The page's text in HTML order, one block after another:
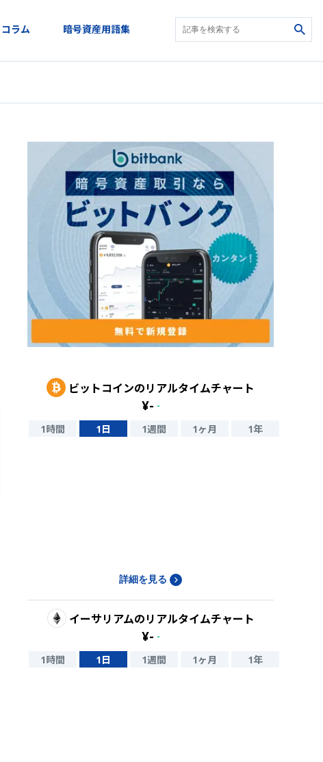
コラム 暗号資産用語集
ビットコインのリアルタイムチャート
¥- -
1時間 1日 1週間 1ヶ月 1年
詳細を見る
イーサリアムのリアルタイムチャート
¥- -
1時間 1日 1週間 1ヶ月 1年